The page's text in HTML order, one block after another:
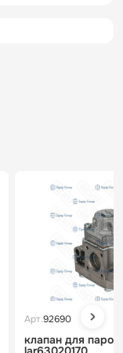
Арт.92690
клапан для